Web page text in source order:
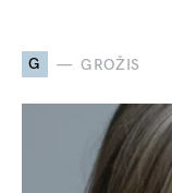
G GROŽIS